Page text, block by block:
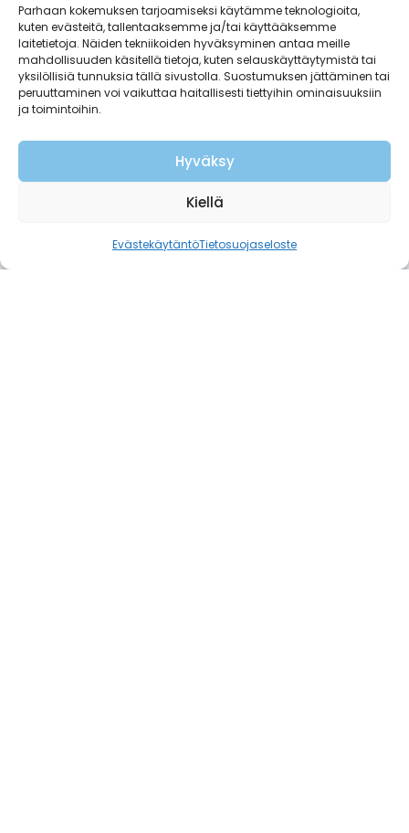
Parhaan kokemuksen tarjoamiseksi käytämme teknologioita,
kuten evästeitä, tallentaaksemme ja/tai käyttääksemme
laitetietoja. Näiden tekniikoiden hyväksyminen antaa meille
mahdollisuuden käsitellä tietoja, kuten selauskäyttäytymistä tai
yksilöllisiä tunnuksia tällä sivustolla. Suostumuksen jättäminen tai
peruuttaminen voi vaikuttaa haitallisesti tiettyihin ominaisuuksiin
ja toimintoihin.
Hyväksy
Kiellä
EvästekäytäntöTietosuojaseloste
Avainsanat
aivolisäke-potilasyhdistyssellary,esteetön
helppoliikkua,invalidiliitto,tapaaminen,
vertaistapaaminen
Heräsikö kysymyksiä?
Kun kaipaat luotettavaa kuuntelijaa
ohjausta tiedon etsimiseen, me